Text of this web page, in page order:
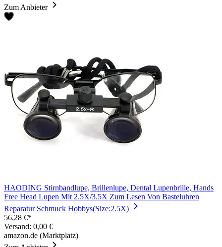
Zum Anbieter
HAODING Stirnbandlupe, Brillenlupe, Dental Lupenbrille, Hands
Free Head Lupen Mit 2.5X/3.5X Zum Lesen Von Basteluhren
Reparatur Schmuck Hobbys(Size:2.5X)
56,28 €*
Versand: 0,00 €
amazon.de (Marktplatz)